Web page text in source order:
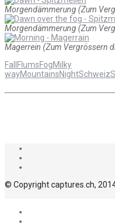
Morgendämmerung (Zum
Morgendämmerung (Zum
Magerrein (Zum Vergrössern
Fall FlumsFogMilky
wayMountainsNightSchweiz
© Copyright captures.ch,